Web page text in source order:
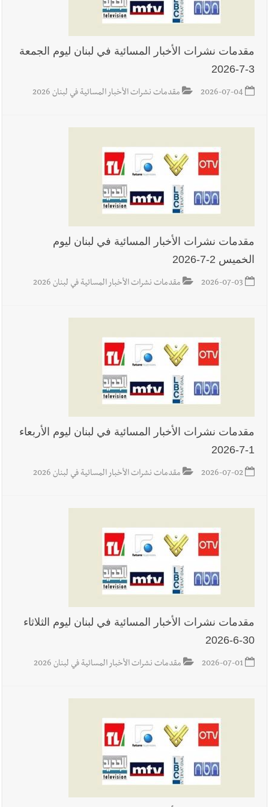
مقدمات نشرات الأخبار المسائية في لبنان ليوم الجمعة
3-7-2026
2026-07-04 مقدمات نشرات الأخبار المسائية في لبنان 2026
مقدمات نشرات الأخبار المسائية في لبنان ليوم
الخميس 2-7-2026
2026-07-03 مقدمات نشرات الأخبار المسائية في لبنان 2026
مقدمات نشرات الأخبار المسائية في لبنان ليوم الأربعاء
1-7-2026
2026-07-02 مقدمات نشرات الأخبار المسائية في لبنان 2026
مقدمات نشرات الأخبار المسائية في لبنان ليوم الثلاثاء
30-6-2026
2026-07-01 مقدمات نشرات الأخبار المسائية في لبنان 2026